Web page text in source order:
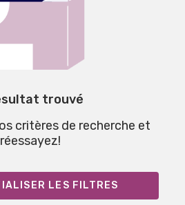
trouvé
critères de recherche et
réessayez!
LES FILTRES